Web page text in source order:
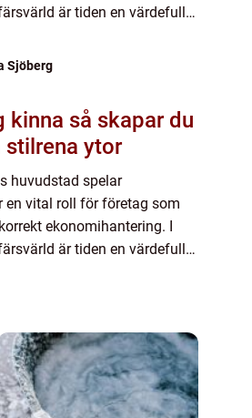
är tiden en värdefull
Sjöberg
skapar du
stilrena ytor
huvudstad spelar
en vital roll för företag som
ekonomihantering. I
är tiden en värdefull